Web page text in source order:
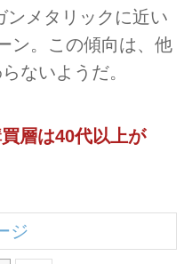
ンメタリックに近い
ン。この傾向は、他
ないようだ。
層は40代以上が
ジ